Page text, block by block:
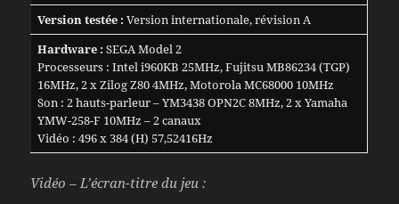
Version testée : Version internationale, révision A
Hardware : SEGA Model 2
Processeurs : Intel i960KB 25MHz, Fujitsu MB86234 (TGP)
16MHz, 2 x Zilog Z80 4MHz, Motorola MC68000 10MHz
Son : 2 hauts-parleur – YM3438 OPN2C 8MHz, 2 x Yamaha
YMW-258-F 10MHz – 2 canaux
Vidéo : 496 x 384 (H) 57,52416Hz
Vidéo – L’écran-titre du jeu :